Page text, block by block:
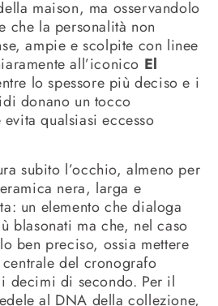
maison, ma osservandolo
che la personalità non
ampie e scolpite con linee
all’iconico El
lo spessore più deciso e i
donano un tocco
qualsiasi eccesso
subito l’occhio, almeno per
nera, larga e
un elemento che dialoga
blasonati ma che, nel caso
ben preciso, ossia mettere
del cronografo
decimi di secondo. Per il
al DNA della collezione,